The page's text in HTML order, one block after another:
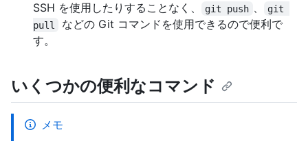
SSH を使用したりすることなく、
git push 、
git
pull
などの Git コマンドを使用できるので便利で
す。
いくつかの便利なコマンド
メモ